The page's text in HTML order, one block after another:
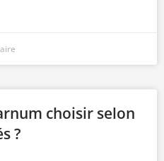
choisir selon
?